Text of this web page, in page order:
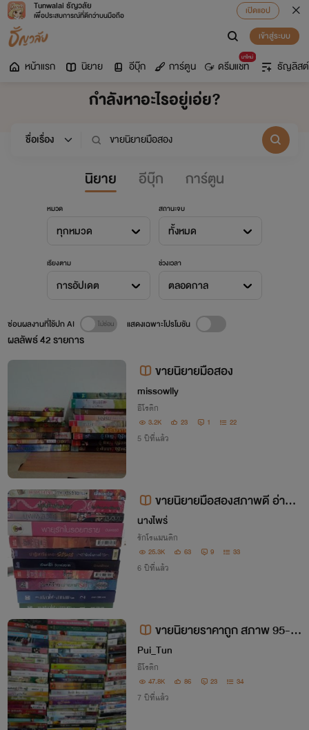
Tunwalai ธัญวลัย
เพื่อประสบการณ์ที่ดีกว่าบนมือถือ
เปิดแอป
เข้าสู่ระบบ
หน้าแรก นิยาย อีบุ๊ก การ์ตูน
มาใหม่
ดรีมแชท ธัญลิสต์
กำลังหาอะไรอยู่เอ่ย?
นิยาย อีบุ๊ก การ์ตูน
หมวด
ทุกหมวด
สถานะจบ
ทั้งหมด
เรียงตาม
การอัปเดต
ช่วงเวลา
ตลอดกาล
ผลลัพธ์42รายการ
ซ่อนผลงานที่ใช้ปก AI แสดงเฉพาะโปรโมชัน
ขายนิยายมือสอง
missowlly
อีโรติก
3.2K 23 1 22
5 ปีที่แล้ว
ขายนิยายมือสองสภาพดี อ่านเอ
งค่ะ
นางไพร่
รักโรแมนติก
25.3K 63 9 33
6 ปีที่แล้ว
ขายนิยายราคาถูก สภาพ 95-9
9%
Pui_Tun
อีโรติก
47.8K 86 23 34
7 ปีที่แล้ว